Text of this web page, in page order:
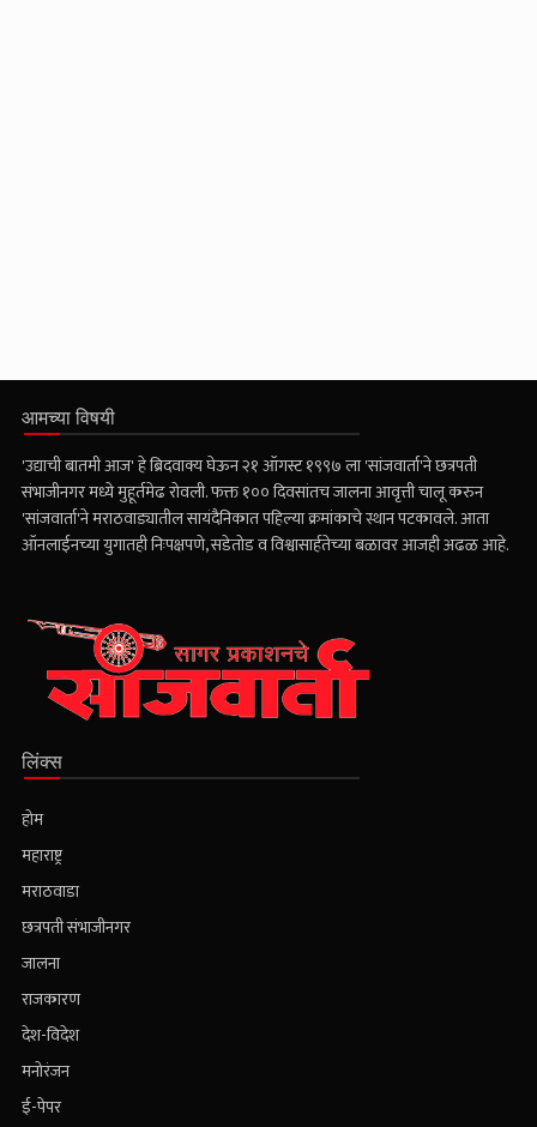
आमच्या विषयी
'उद्याची बातमी आज' हे ब्रिदवाक्य घेऊन २१ ऑगस्ट १९९७ ला 'सांजवार्ता'ने छत्रपती
संभाजीनगर मध्ये मुहूर्तमेढ रोवली. फक्त १०० दिवसांतच जालना आवृत्ती चालू करुन
'सांजवार्ता'ने मराठवाड्यातील सायंदैनिकात पहिल्या क्रमांकाचे स्थान पटकावले. आता
ऑनलाईनच्या युगातही निःपक्षपणे, सडेतोड व विश्वासार्हतेच्या बळावर आजही अढळ आहे.
लिंक्स
होम
महाराष्ट्र
मराठवाडा
छत्रपती संभाजीनगर
जालना
राजकारण
देश-विदेश
मनोरंजन
ई-पेपर